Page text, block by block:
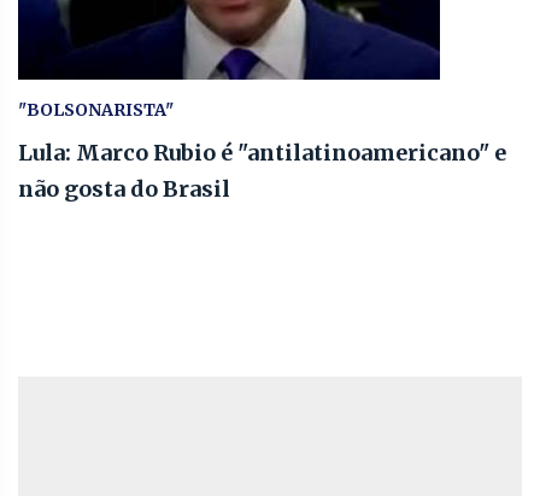
"BOLSONARISTA"
Lula: Marco Rubio é "antilatinoamericano" e
não gosta do Brasil